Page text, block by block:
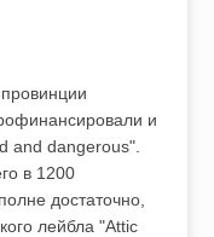
и
and dangerous".
в 1200
достаточно,
лейбла "Attic